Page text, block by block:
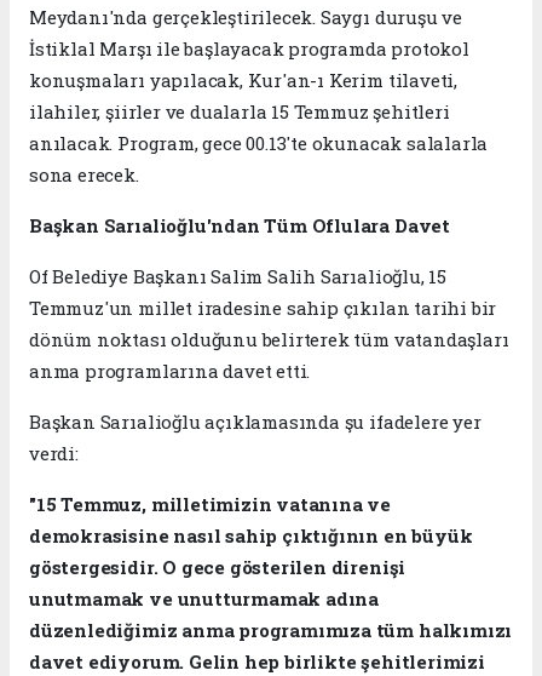
Meydanı'nda gerçekleştirilecek. Saygı duruşu ve
İstiklal Marşı ile başlayacak programda protokol
konuşmaları yapılacak, Kur'an-ı Kerim tilaveti,
ilahiler, şiirler ve dualarla 15 Temmuz şehitleri
anılacak. Program, gece 00.13'te okunacak salalarla
sona erecek.
Başkan Sarıalioğlu'ndan Tüm Oflulara Davet
Of Belediye Başkanı Salim Salih Sarıalioğlu, 15
Temmuz'un millet iradesine sahip çıkılan tarihi bir
dönüm noktası olduğunu belirterek tüm vatandaşları
anma programlarına davet etti.
Başkan Sarıalioğlu açıklamasında şu ifadelere yer
verdi:
"15 Temmuz, milletimizin vatanına ve
demokrasisine nasıl sahip çıktığının en büyük
göstergesidir. O gece gösterilen direnişi
unutmamak ve unutturmamak adına
düzenlediğimiz anma programımıza tüm halkımızı
davet ediyorum. Gelin hep birlikte şehitlerimizi